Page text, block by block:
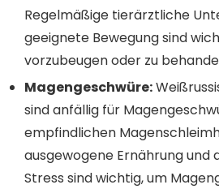
Regelmäßige tierärztliche
geeignete Bewegung sind
vorzubeugen oder zu
Magengeschwüre:
sind anfällig für
empfindlichen
ausgewogene Ernährung und
Stress sind wichtig, um